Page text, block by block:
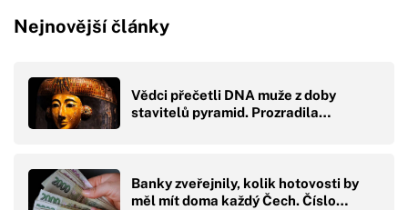
Nejnovější články
Vědci přečetli DNA muže z doby
stavitelů pyramid. Prozradila…
Banky zveřejnily, kolik hotovosti by
měl mít doma každý Čech. Číslo…